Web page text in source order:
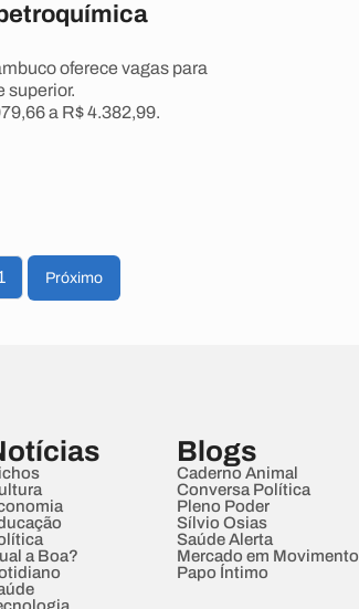
oferece vagas para
superior.
a R$ 4.382,99.
Próximo
a Boa?
Blogs
Caderno Animal
Conversa Política
Pleno Poder
Sílvio Osias
Saúde Alerta
Mercado em Movimento
Papo Íntimo